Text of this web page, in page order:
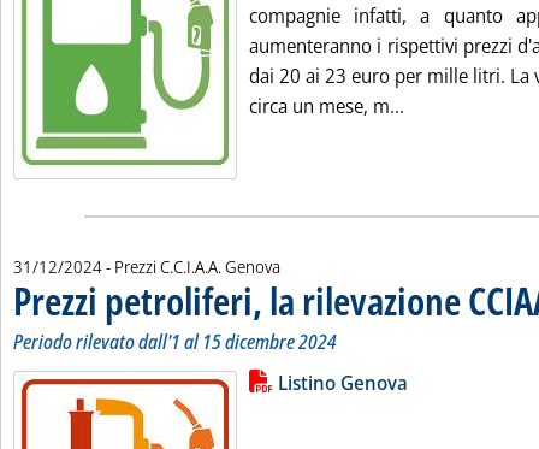
compagnie infatti, a quanto
aumenteranno i rispettivi prezzi
dai 20 ai 23 euro per mille litri. La
circa un mese, m...
31/12/2024- Prezzi C.C.I.A.A. Genova
Prezzi petroliferi, la rilevazione
Periodo rilevato dall'1 al 15 dicembre 2024
Leggi tutta la notizia: 'Prezzi
Lista allegati PDF alla notiziaListino Genova